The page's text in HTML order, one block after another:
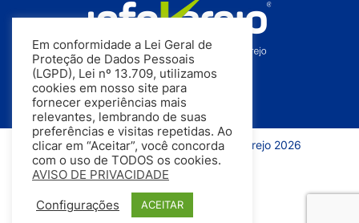
Todos os direitos reservados | InfoVarejo 2026
Em conformidade a Lei Geral de
Proteção de Dados Pessoais
(LGPD), Lei nº 13.709, utilizamos
cookies em nosso site para
fornecer experiências mais
relevantes, lembrando de suas
preferências e visitas repetidas. Ao
clicar em “Aceitar”, você concorda
com o uso de TODOS os cookies.
AVISO DE PRIVACIDADE
Configurações ACEITAR